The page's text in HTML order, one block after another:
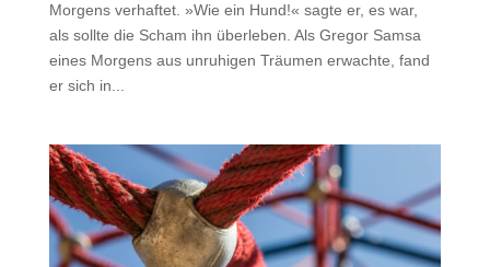
Morgens verhaftet. »Wie ein Hund!« sagte er, es war,
als sollte die Scham ihn überleben. Als Gregor Samsa
eines Morgens aus unruhigen Träumen erwachte, fand
er sich in...